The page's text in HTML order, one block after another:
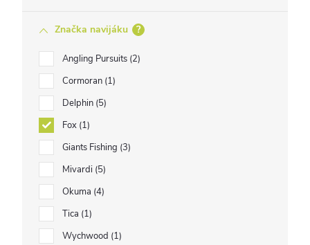
Značka navijáku ?
Angling Pursuits 2
Cormoran 1
Delphin 5
Fox 1
Giants Fishing 3
Mivardi 5
Okuma 4
Tica 1
Wychwood 1